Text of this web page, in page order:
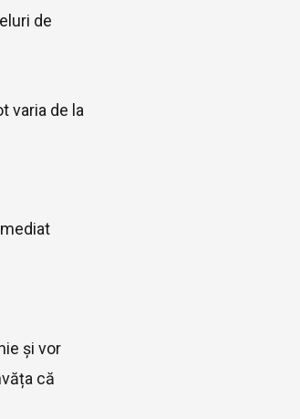
de
varia de la
și vor
că